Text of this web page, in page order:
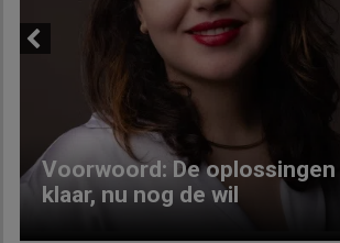
Voorwoord: De oplossingen
klaar, nu nog de wil